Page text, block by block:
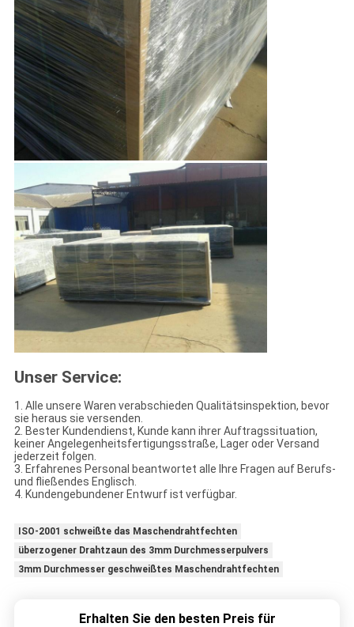
Unser Service:
1. Alle unsere Waren verabschieden Qualitätsinspektion, bevor
sie heraus sie versenden.
2. Bester Kundendienst, Kunde kann ihrer Auftragssituation,
keiner Angelegenheitsfertigungsstraße, Lager oder Versand
jederzeit folgen.
3. Erfahrenes Personal beantwortet alle Ihre Fragen auf Berufs-
und fließendes Englisch.
4. Kundengebundener Entwurf ist verfügbar.
ISO-2001 schweißte das Maschendrahtfechten
überzogener Drahtzaun des 3mm Durchmesserpulvers
3mm Durchmesser geschweißtes Maschendrahtfechten
Erhalten Sie den besten Preis für